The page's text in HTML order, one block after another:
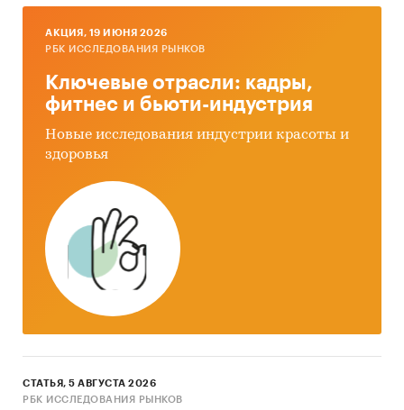
AКЦИЯ, 19 ИЮНЯ 2026
РБК ИССЛЕДОВАНИЯ РЫНКОВ
Ключевые отрасли: кадры,
фитнес и бьюти-индустрия
Новые исследования индустрии красоты и
здоровья
СТАТЬЯ, 5 АВГУСТА 2026
РБК ИССЛЕДОВАНИЯ РЫНКОВ